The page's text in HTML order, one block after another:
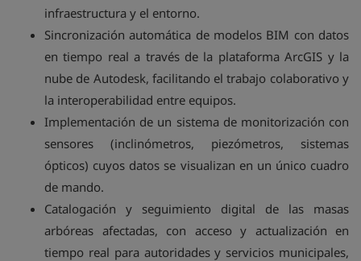
infraestructura y el entorno.
Sincronización automática de modelos BIM con datos
en tiempo real a través de la plataforma ArcGIS y la
nube de Autodesk, facilitando el trabajo colaborativo y
la interoperabilidad entre equipos.
Implementación de un sistema de monitorización con
sensores (inclinómetros, piezómetros, sistemas
ópticos) cuyos datos se visualizan en un único cuadro
de mando.
Catalogación y seguimiento digital de las masas
arbóreas afectadas, con acceso y actualización en
tiempo real para autoridades y servicios municipales,